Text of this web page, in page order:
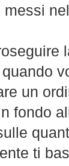
messi
un
fondo
ti